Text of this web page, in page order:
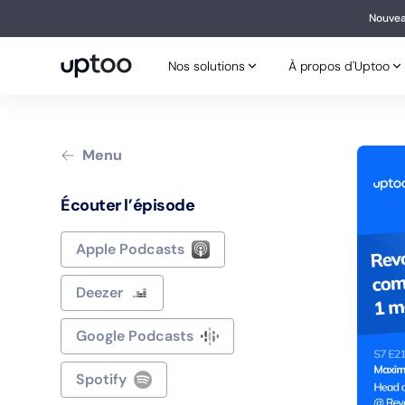
Nos solutions À propos d'Uptoo
Nos solutions À propos d'Uptoo
Menu
Écouter l’épisode
Apple Podcasts
Deezer
Google Podcasts
Spotify